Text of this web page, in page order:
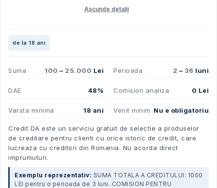
Ascunde detalii
de la 18 ani
Suma 100 – 25.000 Lei Perioada 2 – 36 luni
DAE 48% Comision analiza 0 Lei
Varsta minima 18 ani Venit minim Nu e obligatoriu
Credit DA este un serviciu gratuit de selectie a produselor
de creditare pentru clienti cu orice istoric de credit, care
lucreaza cu creditori din Romania. Nu acorda direct
imprumuturi.
Exemplu reprezentativ: SUMA TOTALA A CREDITULUI: 1000
LEI pentru o perioada de 3 luni. COMISION PENTRU